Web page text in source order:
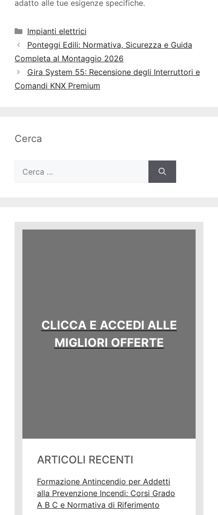
adatto alle tue esigenze specifiche.
Categorie
Impianti elettrici
Ponteggi Edili: Normativa, Sicurezza e Guida
Completa al Montaggio 2026
Gira System 55: Recensione degli Interruttori e
Comandi KNX Premium
Cerca
per:
CLICCA E ACCEDI ALLE
MIGLIORI OFFERTE
ARTICOLI RECENTI
Formazione Antincendio per Addetti
alla Prevenzione Incendi: Corsi Grado
A B C e Normativa di Riferimento